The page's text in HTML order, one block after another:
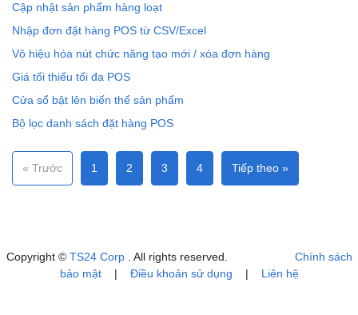
Cập nhật sản phẩm hàng loạt
Nhập đơn đặt hàng POS từ CSV/Excel
Vô hiệu hóa nút chức năng tạo mới / xóa đơn hàng
Giá tối thiếu tối đa POS
Cửa sổ bật lên biến thể sản phẩm
Bộ lọc danh sách đặt hàng POS
« Trước 1 2 3 4 Tiếp theo »
Copyright © TS24 Corp . All rights reserved. Chính sách
bảo mật| Điều khoản sử dụng | Liên hệ